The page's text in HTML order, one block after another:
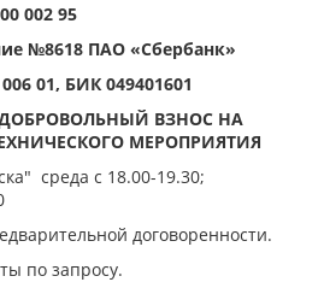
которых являются
в рабочий класс на выставках
разных групп FCI, указаны
на выставку будет
класс.
выставки в классы, в
CACIB – промежуточный,
производится только
002 95
№8618 ПАО «Сбербанк»
01, БИК 049401601
ДОБРОВОЛЬНЫЙ ВЗНОС НА
МЕРОПРИЯТИЯ
среда с 18.00-19.30;
договоренности.
по запросу.